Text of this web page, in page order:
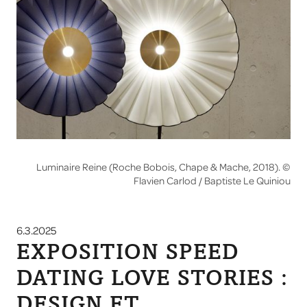
Luminaire Reine (Roche Bobois, Chape & Mache, 2018). ©
Flavien Carlod / Baptiste Le Quiniou
6.3.2025
EXPOSITION SPEED
DATING LOVE STORIES :